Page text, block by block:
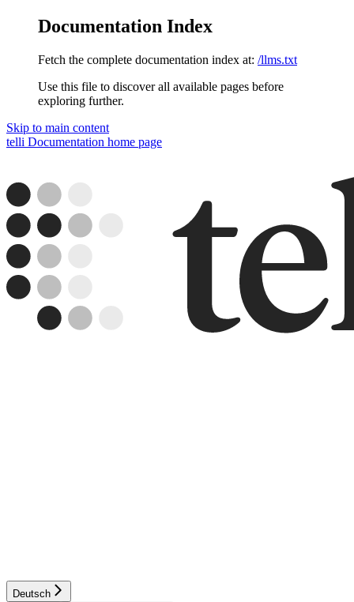
Documentation Index
Fetch the complete documentation index at: /llms.txt
Use this file to discover all available pages before
exploring further.
Skip to main content
telli Documentation home page
Deutsch